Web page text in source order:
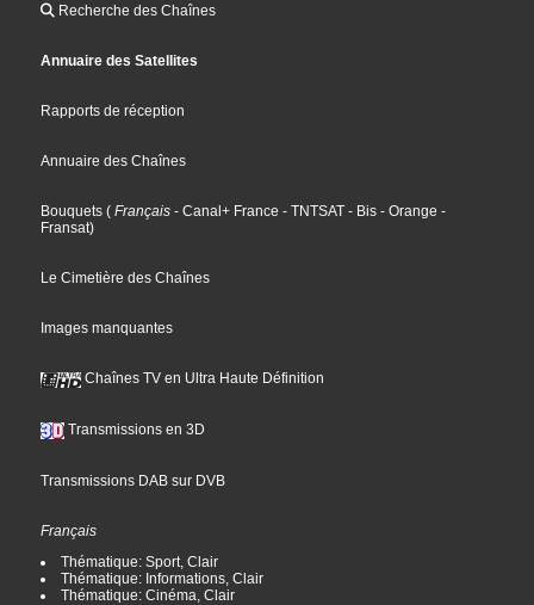
Recherche des Chaînes
Annuaire des Satellites
Rapports de réception
Annuaire des Chaînes
Bouquets ( Français - Canal+ France - TNTSAT - Bis - Orange -
Fransat)
Le Cimetière des Chaînes
Images manquantes
Chaînes TV en Ultra Haute Définition
Transmissions en 3D
Transmissions DAB sur DVB
Français
Thématique: Sport, Clair
Thématique: Informations, Clair
Thématique: Cinéma, Clair